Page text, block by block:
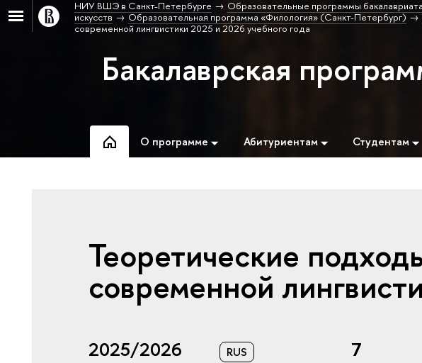
НИУ ВШЭ в Санкт-Петербурге Образовательные программы бакалавриата
искусств
Образовательная программа «Филология» (Санкт-Петербург)
современной лингвистики 2025 и 2026 учебного года
Бакалаврская
О программе Абитуриентам Студентам
Теоретические
современной
2025/2026 RUS 7